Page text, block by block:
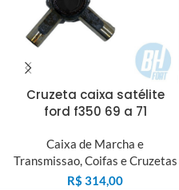
Cruzeta caixa satélite
ford f350 69 a 71
Caixa de Marcha e
Transmissao,Coifas e Cruzetas
R$ 314,00